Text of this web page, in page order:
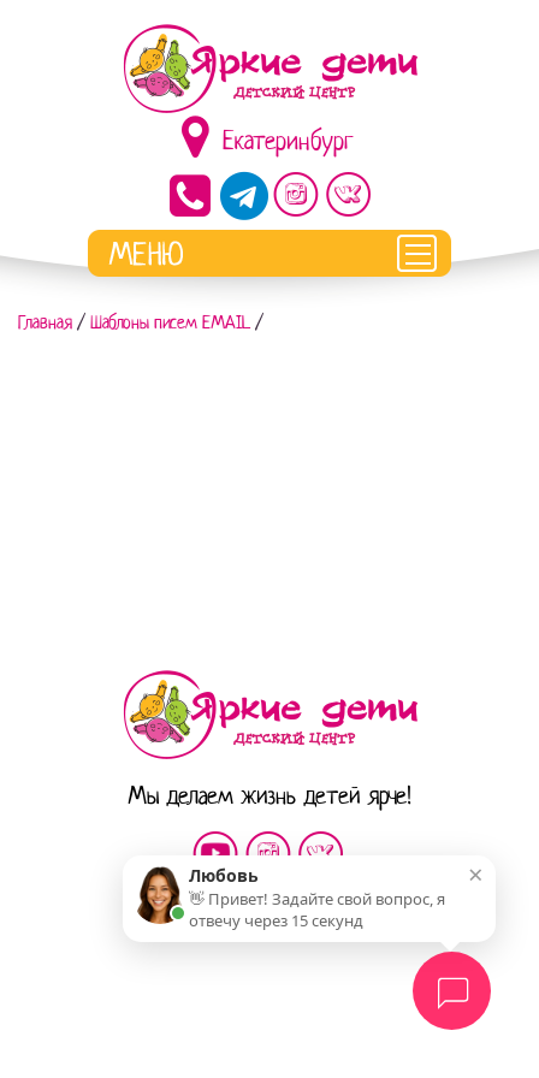
Екатеринбург
Главная / Шаблоны писем EMAIL/
Мы делаем жизнь детей ярче!
×
Любовь
👋 Привет! Задайте свой вопрос, я
отвечу через 15 секунд